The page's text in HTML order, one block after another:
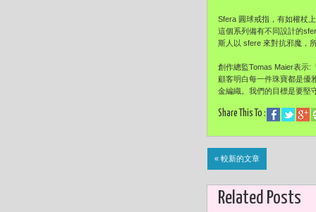
Sfera 圓球戒指，有如權杖
這個系列備有不同設計的
斯人以 sfere 來對抗邪魔，
創作總監Tomas Maier表示:
顧客明白每一件珠寶都是優
金編織。我們的目標是要堅
Share This To :
« 較新的文章
Related Posts